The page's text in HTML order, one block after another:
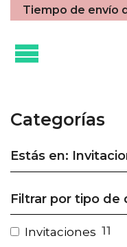
Tiempo de envío
Categorías
Estás en:
Filtrar por tipo de
Invitaciones 11